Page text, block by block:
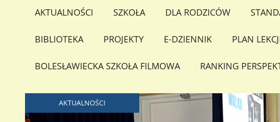
AKTUALNOŚCI SZKOŁA DLA RODZICÓW
BIBLIOTEKA PROJEKTY E-DZIENNIK PLAN
BOLESŁAWIECKA SZKOŁA FILMOWA RANKING
AKTUALNOŚCI